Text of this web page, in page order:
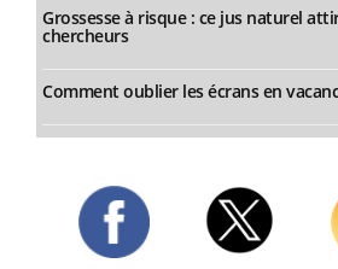
Grossesse à risque : ce jus naturel
chercheurs
Comment oublier les écrans en